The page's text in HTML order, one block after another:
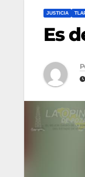
JUSTICIA
Es